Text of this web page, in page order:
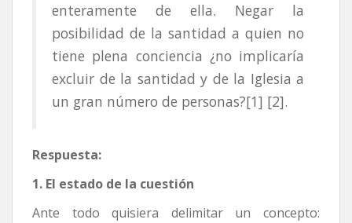
enteramente de ella. Negar la
posibilidad de la santidad a quien no
tiene plena conciencia ¿no implicaría
excluir de la santidad y de la Iglesia a
un gran número de personas?[1] [2].
Respuesta:
1. El estado de la cuestión
Ante todo quisiera delimitar un concepto: